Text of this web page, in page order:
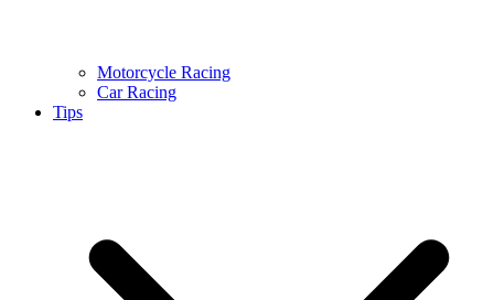
Motorcycle Racing
Car Racing
Tips